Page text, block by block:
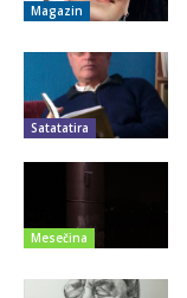
Magazin
Satatatira
Mesečina